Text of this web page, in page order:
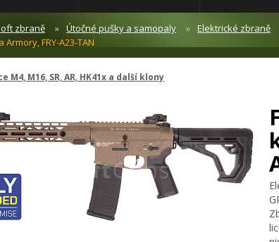
zbraně Útočné pušky a samopaly Elektrické zbraně
Armory, FRY-A23-TAN
M4, M16, SR, AR, HK41x a další klony